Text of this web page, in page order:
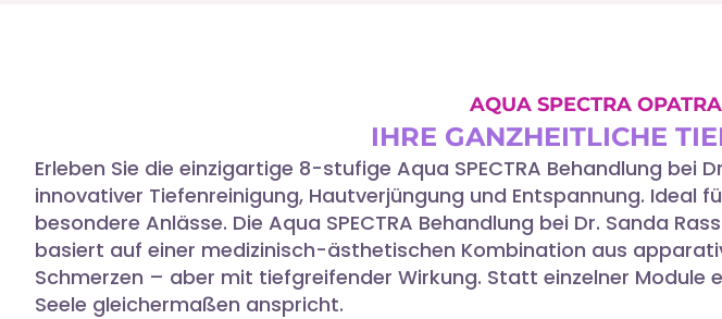
AQUA SPECTRA
IHRE GANZHEITLICHE
Erleben Sie die einzigartige 8-stufige Aqua SPECTRA Behandlung
innovativer Tiefenreinigung, Hautverjüngung und Entspannung.
besondere Anlässe. Die Aqua SPECTRA Behandlung bei Dr. Sanda
basiert auf einer medizinisch-ästhetischen Kombination aus
Schmerzen – aber mit tiefgreifender Wirkung. Statt einzelner
Seele gleichermaßen anspricht.